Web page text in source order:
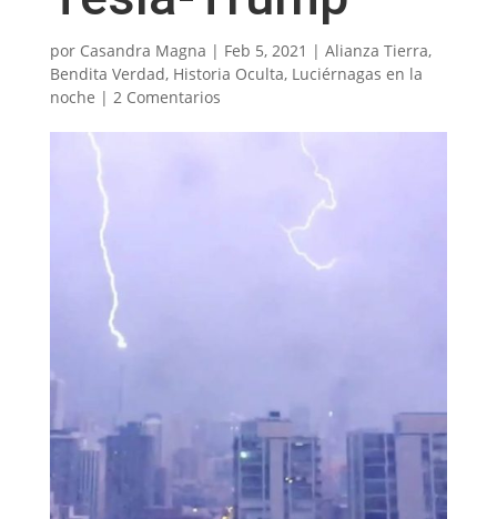
por Casandra Magna | Feb 5, 2021 | Alianza Tierra,
Bendita Verdad, Historia Oculta, Luciérnagas en la
noche | 2 Comentarios